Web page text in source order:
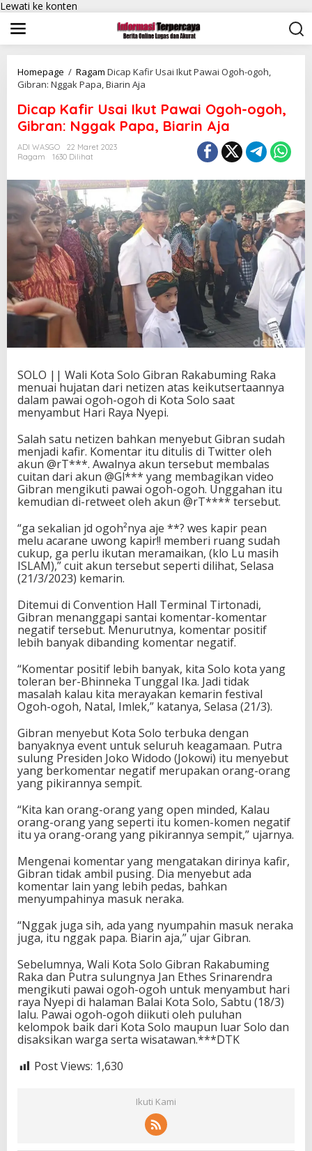
Lewati ke konten
Homepage / Ragam Dicap Kafir Usai Ikut Pawai Ogoh-ogoh,
Gibran: Nggak Papa, Biarin Aja
Dicap Kafir Usai Ikut Pawai Ogoh-ogoh,
Gibran: Nggak Papa, Biarin Aja
ADI WASGO
22 Maret 2023
Ragam
1630 Dilihat
SOLO || Wali Kota Solo Gibran Rakabuming Raka
menuai hujatan dari netizen atas keikutsertaannya
dalam pawai ogoh-ogoh di Kota Solo saat
menyambut Hari Raya Nyepi.
Salah satu netizen bahkan menyebut Gibran sudah
menjadi kafir. Komentar itu ditulis di Twitter oleh
akun @rT***. Awalnya akun tersebut membalas
cuitan dari akun @Gl*** yang membagikan video
Gibran mengikuti pawai ogoh-ogoh. Unggahan itu
kemudian di-retweet oleh akun @rT**** tersebut.
“ga sekalian jd ogoh²nya aje **? wes kapir pean
melu acarane uwong kapir!! memberi ruang sudah
cukup, ga perlu ikutan meramaikan, (klo Lu masih
ISLAM),” cuit akun tersebut seperti dilihat, Selasa
(21/3/2023) kemarin.
Ditemui di Convention Hall Terminal Tirtonadi,
Gibran menanggapi santai komentar-komentar
negatif tersebut. Menurutnya, komentar positif
lebih banyak dibanding komentar negatif.
“Komentar positif lebih banyak, kita Solo kota yang
toleran ber-Bhinneka Tunggal Ika. Jadi tidak
masalah kalau kita merayakan kemarin festival
Ogoh-ogoh, Natal, Imlek,” katanya, Selasa (21/3).
Gibran menyebut Kota Solo terbuka dengan
banyaknya event untuk seluruh keagamaan. Putra
sulung Presiden Joko Widodo (Jokowi) itu menyebut
yang berkomentar negatif merupakan orang-orang
yang pikirannya sempit.
“Kita kan orang-orang yang open minded, Kalau
orang-orang yang seperti itu komen-komen negatif
itu ya orang-orang yang pikirannya sempit,” ujarnya.
Mengenai komentar yang mengatakan dirinya kafir,
Gibran tidak ambil pusing. Dia menyebut ada
komentar lain yang lebih pedas, bahkan
menyumpahinya masuk neraka.
“Nggak juga sih, ada yang nyumpahin masuk neraka
juga, itu nggak papa. Biarin aja,” ujar Gibran.
Sebelumnya, Wali Kota Solo Gibran Rakabuming
Raka dan Putra sulungnya Jan Ethes Srinarendra
mengikuti pawai ogoh-ogoh untuk menyambut hari
raya Nyepi di halaman Balai Kota Solo, Sabtu (18/3)
lalu. Pawai ogoh-ogoh diikuti oleh puluhan
kelompok baik dari Kota Solo maupun luar Solo dan
disaksikan warga serta wisatawan.***DTK
Post Views: 1,630
Ikuti Kami